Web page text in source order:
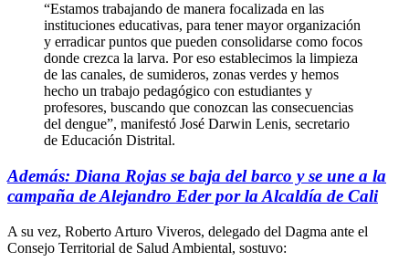
“Estamos trabajando de manera focalizada en las
instituciones educativas, para tener mayor organización
y erradicar puntos que pueden consolidarse como focos
donde crezca la larva. Por eso establecimos la limpieza
de las canales, de sumideros, zonas verdes y hemos
hecho un trabajo pedagógico con estudiantes y
profesores, buscando que conozcan las consecuencias
del dengue”, manifestó José Darwin Lenis, secretario
de Educación Distrital.
Además: Diana Rojas se baja del barco y se une a la
campaña de Alejandro Eder por la Alcaldía de Cali
A su vez, Roberto Arturo Viveros, delegado del Dagma ante el
Consejo Territorial de Salud Ambiental, sostuvo: